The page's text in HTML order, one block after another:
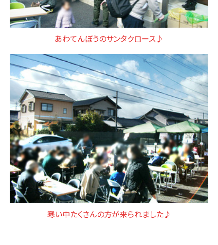
あわてんぼうのサンタクロース♪
寒い中たくさんの方が来られました♪